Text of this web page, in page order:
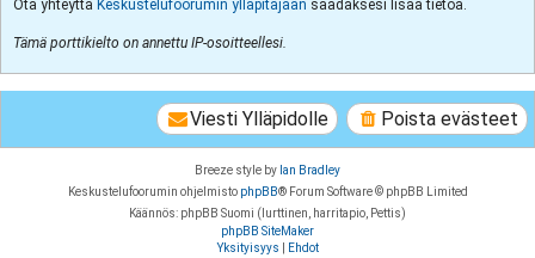
Ota yhteyttä Keskustelufoorumin ylläpitäjään saadaksesi lisää tietoa.
Tämä porttikielto on annettu IP-osoitteellesi.
Poista evästeet
Viesti Ylläpidolle
Breeze style by Ian Bradley
Keskustelufoorumin ohjelmisto phpBB® Forum Software © phpBB Limited
Käännös: phpBB Suomi (lurttinen, harritapio, Pettis)
phpBB SiteMaker
Yksityisyys
Ehdot